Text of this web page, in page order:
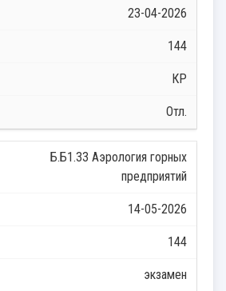
23-04-2026
144
КР
Отл.
Б.Б1.33 Аэрология горных
предприятий
14-05-2026
144
экзамен